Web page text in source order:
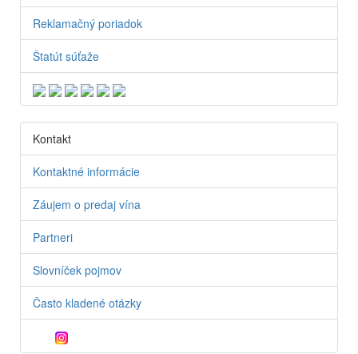
Reklamačný poriadok
Štatút súťaže
Kontakt
Kontaktné informácie
Záujem o predaj vína
Partneri
Slovníček pojmov
Často kladené otázky